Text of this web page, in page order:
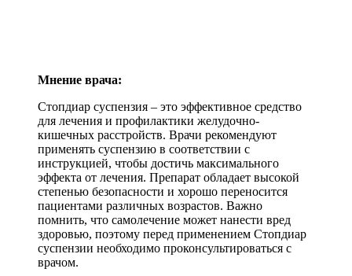
Мнение врача:
Стопдиар суспензия – это эффективное средство
для лечения и профилактики желудочно-
кишечных расстройств. Врачи рекомендуют
применять суспензию в соответствии с
инструкцией, чтобы достичь максимального
эффекта от лечения. Препарат обладает высокой
степенью безопасности и хорошо переносится
пациентами различных возрастов. Важно
помнить, что самолечение может нанести вред
здоровью, поэтому перед применением Стопдиар
суспензии необходимо проконсультироваться с
врачом.